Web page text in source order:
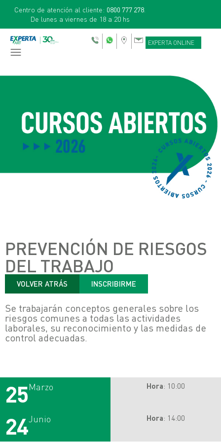
Centro de atención al cliente: 0800 777 278
De lunes a viernes de 18 a 20 hs
EXPERTA ONLINE
PREVENCIÓN DE RIESGOS
DEL TRABAJO
VOLVER ATRÁS INSCRIBIRME
Se trabajarán conceptos generales sobre los
riesgos comunes a todas las actividades
laborales, su reconocimiento y las medidas de
control adecuadas.
25Marzo Hora: 10:00
24Junio Hora: 14:00